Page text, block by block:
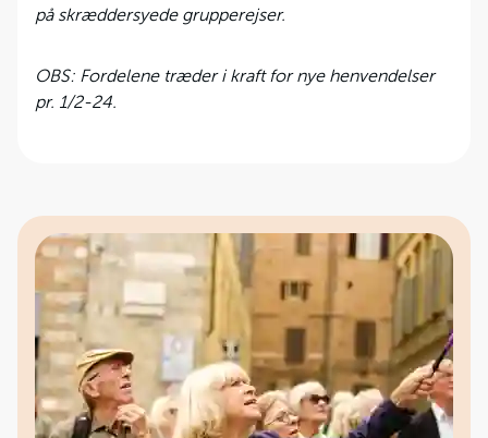
på skræddersyede grupperejser.
OBS: Fordelene træder i kraft for nye henvendelser
pr. 1/2-24.